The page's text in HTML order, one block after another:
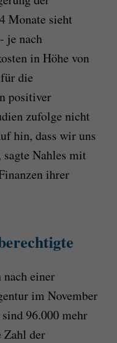
Monate sieht
je nach
in Höhe von
die
positiver
zufolge nicht
hin, dass wir uns
Nahles mit
ihrer
einer
im November
96.000 mehr
Zahl der